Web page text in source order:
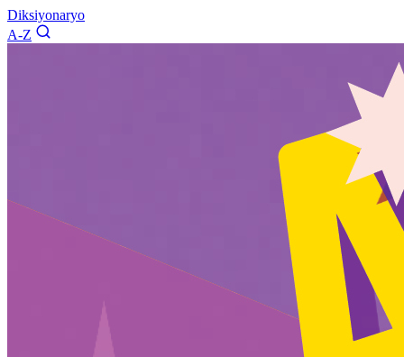
Diksiyonaryo
A-Z